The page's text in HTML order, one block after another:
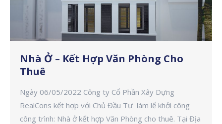
Nhà Ở – Kết Hợp Văn Phòng Cho
Thuê
Ngày 06/05/2022 Công ty Cổ Phần Xây Dựng
RealCons kết hợp với Chủ Đầu Tư làm lể khởi công
công trình: Nhà ở kết hợp Văn Phòng cho thuê. Tại Địa